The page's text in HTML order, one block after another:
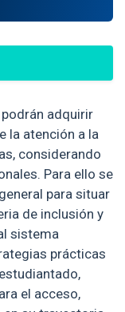
adquirir
la atención a la
considerando
Para ello se
para situar
de inclusión y
sistema
prácticas
el acceso,